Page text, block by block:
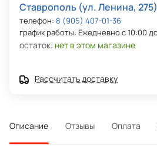
Ставрополь (ул. Ленина, 275)
телефон: 8 (905) 407-01-36
график работы: Ежедневно с 10:00
остаток: нет в этом магазине
Рассчитать доставку
Описание Отзывы Оплата